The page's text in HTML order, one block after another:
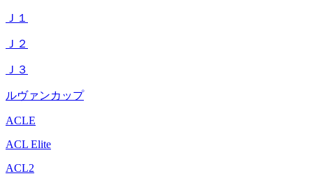
Ｊ１
Ｊ２
Ｊ３
ルヴァンカップ
ACLE
ACL Elite
ACL2